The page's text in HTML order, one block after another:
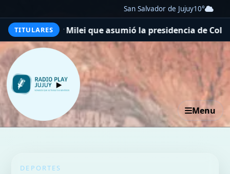
San Salvador de Jujuy10°
TITULARES
que asumió la presidencia de Colombia Después de
Menu
DEPORTES